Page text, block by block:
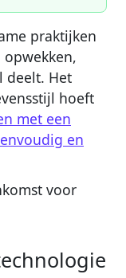
praktijken
opwekken,
deelt. Het
hoeft
met een
en